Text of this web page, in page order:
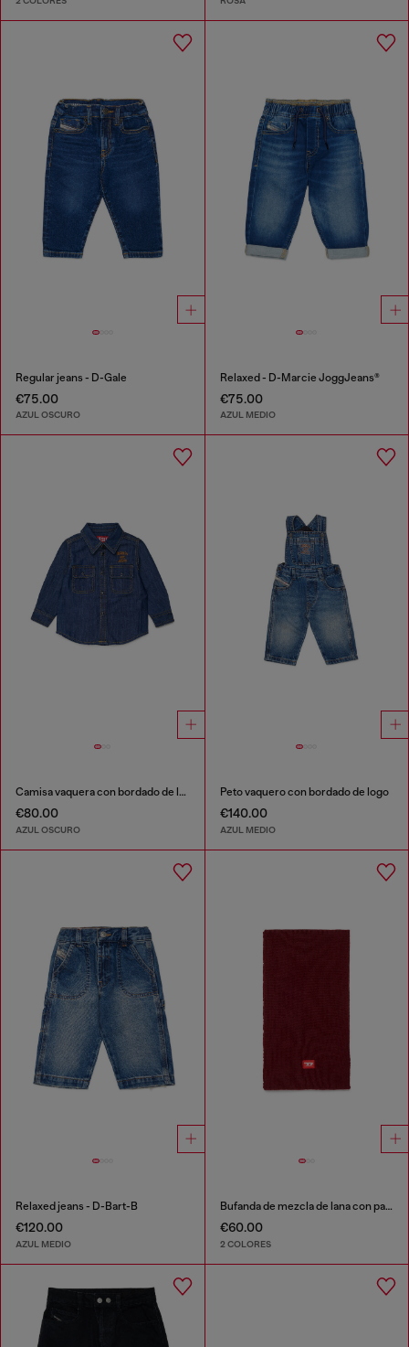
Regular jeans - D-Gale
€75.00
AZUL OSCURO
Relaxed - D-Marcie JoggJeans®
€75.00
AZUL MEDIO
Camisa vaquera con bordado de logo
€80.00
AZUL OSCURO
Peto vaquero con bordado de logo
€140.00
AZUL MEDIO
Relaxed jeans - D-Bart-B
€120.00
AZUL MEDIO
Bufanda de mezcla de lana con parche de logo D
€60.00
2 COLORES